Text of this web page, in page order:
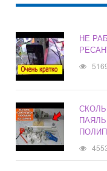
НЕ